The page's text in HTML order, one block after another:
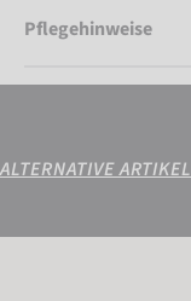
Pflegehinweise
ALTERNATIVE ARTIKEL